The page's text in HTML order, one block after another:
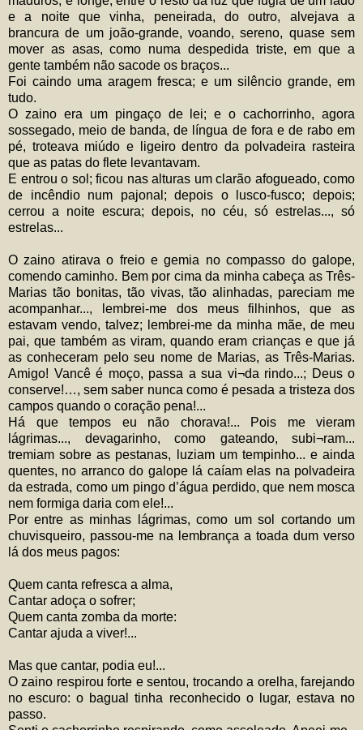
e a noite que vinha, peneirada, do outro, alvejava a
brancura de um joão-grande, voando, sereno, quase sem
mover as asas, como numa despedida triste, em que a
gente também não sacode os braços...
Foi caindo uma aragem fresca; e um silêncio grande, em
tudo.
O zaino era um pingaço de lei; e o cachorrinho, agora
sossegado, meio de banda, de língua de fora e de rabo em
pé, troteava miúdo e ligeiro dentro da polvadeira rasteira
que as patas do flete levantavam.
E entrou o sol; ficou nas alturas um clarão afogueado, como
de incêndio num pajonal; depois o lusco-fusco; depois;
cerrou a noite escura; depois, no céu, só estrelas..., só
estrelas...
O zaino atirava o freio e gemia no compasso do galope,
comendo caminho. Bem por cima da minha cabeça as Três-
Marias tão bonitas, tão vivas, tão alinhadas, pareciam me
acompanhar..., lembrei-me dos meus filhinhos, que as
estavam vendo, talvez; lembrei-me da minha mãe, de meu
pai, que também as viram, quando eram crianças e que já
as conheceram pelo seu nome de Marias, as Três-Marias.
Amigo! Vancê é moço, passa a sua vi¬da rindo...; Deus o
conserve!…, sem saber nunca como é pesada a tristeza dos
campos quando o coração pena!...
Há que tempos eu não chorava!... Pois me vieram
lágrimas..., devagarinho, como gateando, subi¬ram...
tremiam sobre as pestanas, luziam um tempinho... e ainda
quentes, no arranco do galope lá caíam elas na polvadeira
da estrada, como um pingo d’água perdido, que nem mosca
nem formiga daria com ele!...
Por entre as minhas lágrimas, como um sol cortando um
chuvisqueiro, passou-me na lembrança a toada dum verso
lá dos meus pagos:
Quem canta refresca a alma,
Cantar adoça o sofrer;
Quem canta zomba da morte:
Cantar ajuda a viver!...
Mas que cantar, podia eu!...
O zaino respirou forte e sentou, trocando a orelha, farejando
no escuro: o bagual tinha reconhecido o lugar, estava no
passo.